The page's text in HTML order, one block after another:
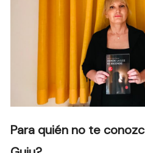
Para quién no te